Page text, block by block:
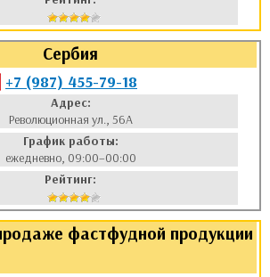
Сербия
+7 (987) 455-79-18
Адрес:
Революционная ул., 56А
График работы:
ежедневно, 09:00–00:00
Рейтинг:
фастфудной продукции